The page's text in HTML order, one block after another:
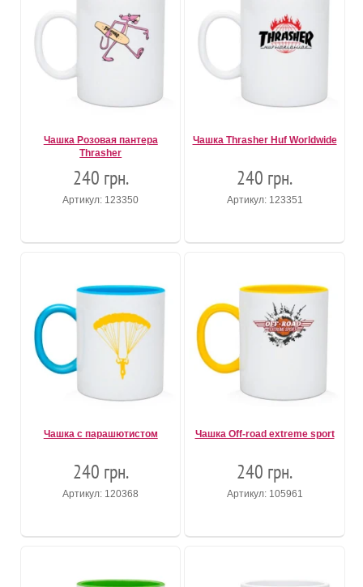
Чашка Розовая пантера
Thrasher
240 грн.
Артикул: 123350
Чашка Thrasher Huf Worldwide
240 грн.
Артикул: 123351
Чашка с парашютистом
240 грн.
Артикул: 120368
Чашка Off-road extreme sport
240 грн.
Артикул: 105961